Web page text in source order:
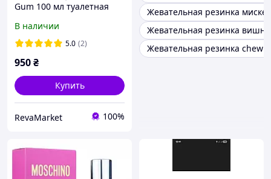
Gum 100 мл туалетная
аккордом жевательной
резинки, персиком и
В наличии
5.0 (2)
950₴
Купить
RevaMarket 100%
Жевательная резинка мискет
Жевательная резинка вишня
Жевательная резинка